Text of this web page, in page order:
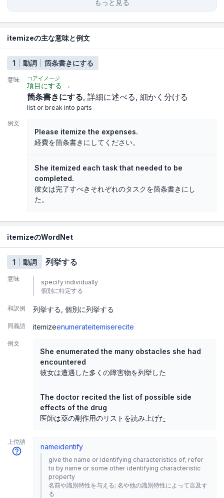
もっと見る
itemizeの主な意味と例文
1 動詞 箇条書きにする
意味 コアイメージ
項目にする →
箇条書きにする 詳細に述べる 細かく分ける
list or break into parts
例文
Please itemize the expenses.
経費を箇条書きにしてください。
She itemized each task that needed to be
completed.
彼女は完了すべきそれぞれのタスクを箇条書きにし
た。
itemizeのWordNet
1 動詞 列挙する
意味
specify individually
個別に特定する
和訳例 列挙する 個別に列挙する
同義語 itemizeenumerateitemiserecite
例文
She enumerated the many obstacles she had
encountered
彼女は遭遇した多くの障害物を列挙した
The doctor recited the list of possible side
effects of the drug
医師は薬の副作用のリストを読み上げた
上位語
nameidentify
give the name or identifying characteristics of; refer
to by name or some other identifying characteristic
property
名前や識別特性を与える; 名や他の識別特性によって言及す
る